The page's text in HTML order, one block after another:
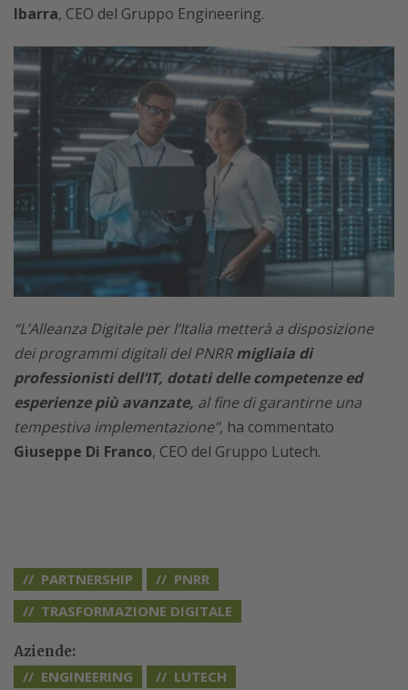
Ibarra, CEO del Gruppo Engineering.
“L’Alleanza Digitale per l’Italia metterà a disposizione
dei programmi digitali del PNRRmigliaia di
professionisti dell’IT, dotati delle competenze ed
esperienze più avanzate, al fine di garantirne una
tempestiva implementazione”, ha commentato
Giuseppe Di Franco, CEO del Gruppo Lutech.
PARTNERSHIP
PNRR
TRASFORMAZIONE DIGITALE
Aziende:
ENGINEERING LUTECH